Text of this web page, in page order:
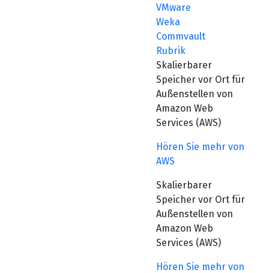
VMware
Weka
Commvault
Rubrik
Skalierbarer
Speicher vor Ort für
Außenstellen von
Amazon Web
Services (AWS)
Hören Sie mehr von
AWS
Skalierbarer
Speicher vor Ort für
Außenstellen von
Amazon Web
Services (AWS)
Hören Sie mehr von